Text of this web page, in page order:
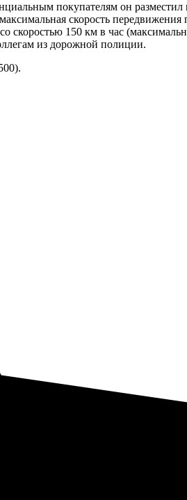
покупателям он разместил
скорость передвижения
скоростью 150 км в час
из дорожной полиции.